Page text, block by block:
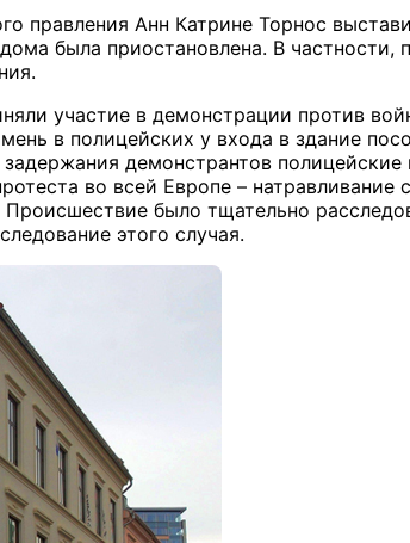
правления Анн Катрине Торнос
была приостановлена. В частности,
участие в демонстрации против
в полицейских у входа в здание
демонстрантов
во всей Европе –
Происшествие было тщательно
этого случая.